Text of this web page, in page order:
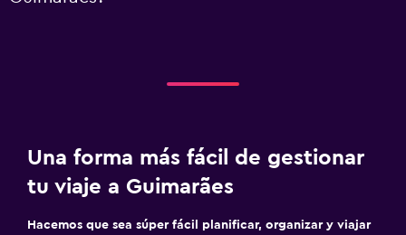
Una forma más fácil de gestionar
tu viaje a Guimarães
Hacemos que sea súper fácil planificar, organizar y viajar